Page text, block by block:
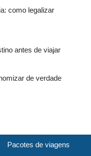
como legalizar
antes de viajar
de verdade
Pacotes de viagens